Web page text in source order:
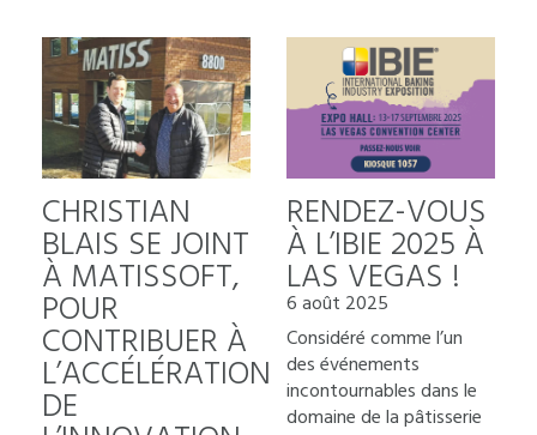
CHRISTIAN
BLAIS SE JOINT
À MATISSOFT,
POUR
CONTRIBUER À
L’ACCÉLÉRATION
DE
RENDEZ-VOUS
À L’IBIE 2025 À
LAS VEGAS !
6 août 2025
Considéré comme l’un
des événements
incontournables dans le
domaine de la pâtisserie